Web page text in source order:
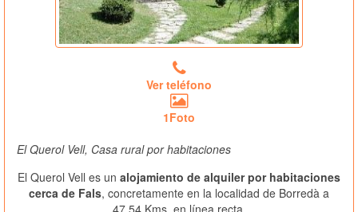
Ver teléfono
1Foto
El Querol Vell, Casa rural por habitaciones
El Querol Vell es un alojamiento de alquiler por habitaciones
cerca de Fals, concretamente en la localidad de Borredà a